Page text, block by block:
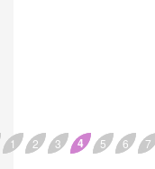
1 2 3 4 5 6 7